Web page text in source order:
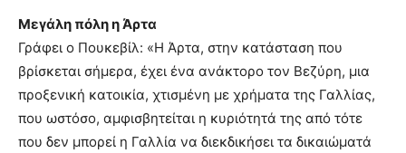
Μεγάλη πόλη η Άρτα
Γράφει ο Πουκεβίλ: «Η Άρτα, στην κατάσταση που
βρίσκεται σήμερα, έχει ένα ανάκτορο τον Βεζύρη, μια
προξενική κατοικία, χτισμένη με χρήματα της Γαλλίας,
που ωστόσο, αμφισβητείται η κυριότητά της από τότε
που δεν μπορεί η Γαλλία να διεκδικήσει τα δικαιώματά